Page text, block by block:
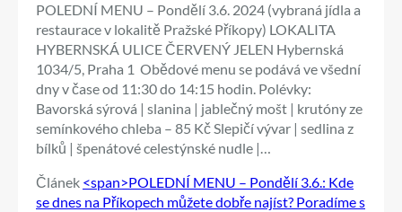
POLEDNÍ MENU – Pondělí 3.6. 2024 (vybraná jídla a
restaurace v lokalitě Pražské Příkopy) LOKALITA
HYBERNSKÁ ULICE ČERVENÝ JELEN Hybernská
1034/5, Praha 1 Obědové menu se podává ve všední
dny v čase od 11:30 do 14:15 hodin. Polévky:
Bavorská sýrová | slanina | jablečný mošt | krutóny ze
semínkového chleba – 85 Kč Slepičí vývar | sedlina z
bílků | špenátové celestýnské nudle |…
Článek <span>POLEDNÍ MENU – Pondělí 3.6.: Kde
se dnes na Příkopech můžete dobře najíst? Poradíme s